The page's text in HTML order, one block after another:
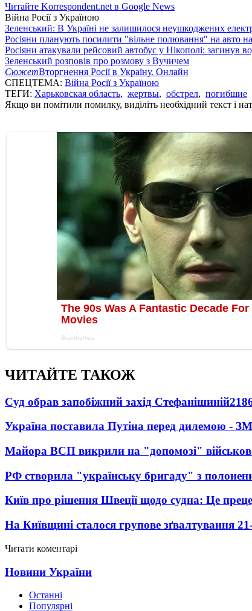
Читайте Korrespondent.net в Google News
Війна Росії з Україною
Зеленський: В Україні не залишилося неушкоджених
Росіяни планують посилити "вільне полювання" на авто
Росіяни атакували рейсовий автобус у Нікополі: загинув
Зеленський розповів про розмову з Вучичем
СюжетВторгнення Росії в Україну. Онлайн
СПЕЦТЕМА: Війна Росії з Україною
ТЕГИ: Харьковская область, жертвы, обстрел, погибшие
Якщо ви помітили помилку, виділіть необхідний текст і
ЧИТАЙТЕ ТАКОЖ
Суд обрав запобіжний захід Стефанішиній
Україна поставила Путіна перед дилемою -
Майора ВСП викрили на "допомозі"
РФ створила "українську бригаду" з
Київ про рішення Швеції щодо судна: Це
На Київщині сталося групове зґвалтування
Читати коментарі
Новини України
Останні
Популярні